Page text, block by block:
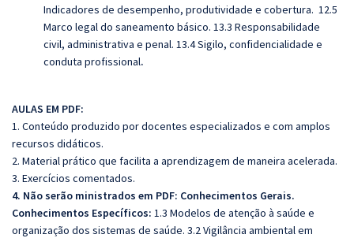
Indicadores de desempenho, produtividade e cobertura. 12.5
Marco legal do saneamento básico. 13.3 Responsabilidade
civil, administrativa e penal. 13.4 Sigilo, confidencialidade e
conduta profissional.
AULAS EM PDF:
1. Conteúdo produzido por docentes especializados e com amplos
recursos didáticos.
2. Material prático que facilita a aprendizagem de maneira acelerada.
3. Exercícios comentados.
4. Não serão ministrados em PDF: Conhecimentos Gerais.
Conhecimentos Específicos: 1.3 Modelos de atenção à saúde e
organização dos sistemas de saúde. 3.2 Vigilância ambiental em